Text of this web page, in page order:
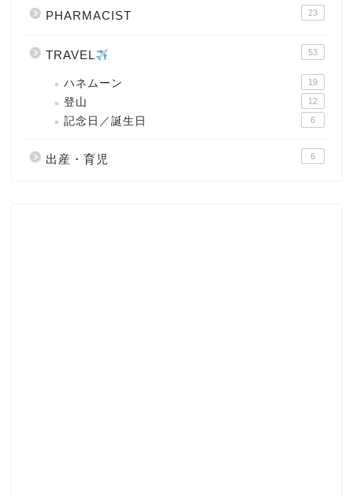
PHARMACIST 23
TRAVEL 53
ハネムーン 19
登山 12
記念日／誕生日 6
出産・育児 6